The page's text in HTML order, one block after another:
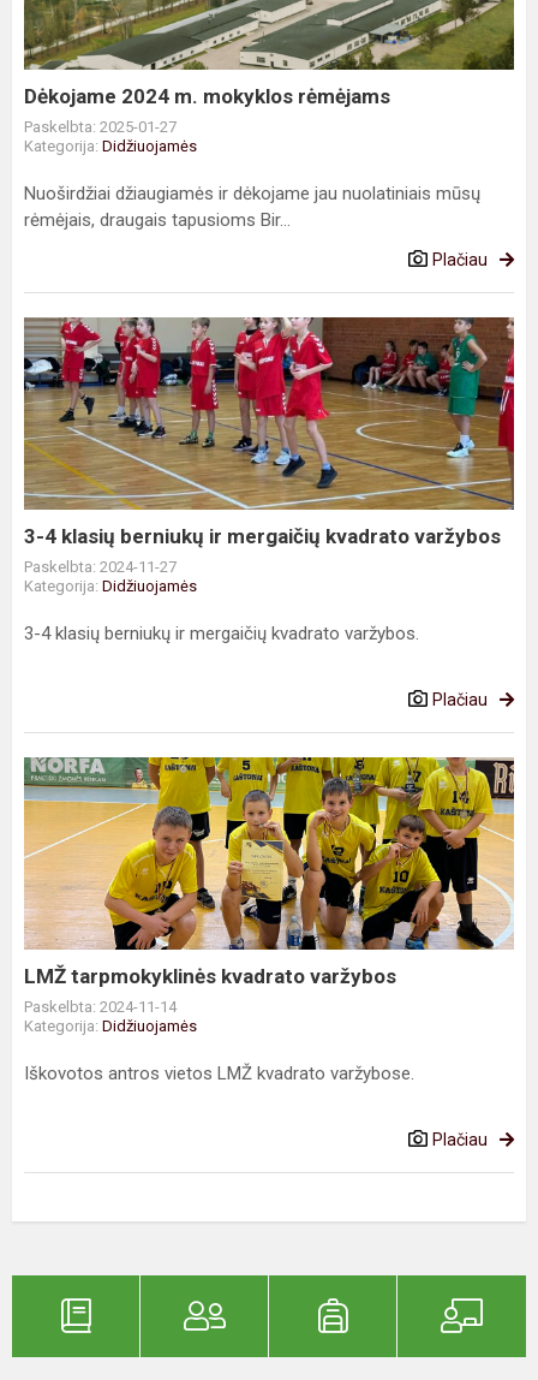
rėmėjams
Dėkojame 2024 m. mokyklos rėmėjams
Paskelbta: 2025-01-27
Kategorija: Didžiuojamės
Nuoširdžiai džiaugiamės ir dėkojame jau nuolatiniais mūsų
rėmėjais, draugais tapusioms Bir...
Plačiau
3-
4
klasių
berniukų
ir
mergaičių
kvadrato
varžybos
3-4 klasių berniukų ir mergaičių kvadrato varžybos
Paskelbta: 2024-11-27
Kategorija: Didžiuojamės
3-4 klasių berniukų ir mergaičių kvadrato varžybos.
Plačiau
LMŽ
tarpmokyklinės
kvadrato
varžybos
LMŽ tarpmokyklinės kvadrato varžybos
Paskelbta: 2024-11-14
Kategorija: Didžiuojamės
Iškovotos antros vietos LMŽ kvadrato varžybose.
Plačiau